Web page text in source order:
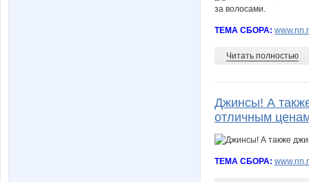
ТЕМА СБОРА:
Читать полностью
Джинсы! А
отличным
ТЕМА СБОРА: